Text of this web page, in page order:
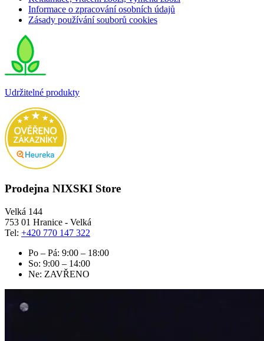
Informace o zpracování osobních údajů
Zásady používání souborů cookies
Udržitelné produkty
Prodejna NIXSKI Store
Velká 144
753 01 Hranice - Velká
Tel: +420 770 147 322
Po – Pá: 9:00 – 18:00
So: 9:00 – 14:00
Ne: ZAVŘENO